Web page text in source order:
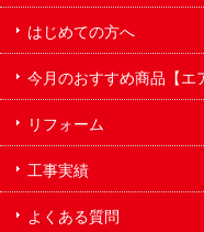
はじめての方へ
今月のおすすめ商品【エ
リフォーム
工事実績
よくある質問